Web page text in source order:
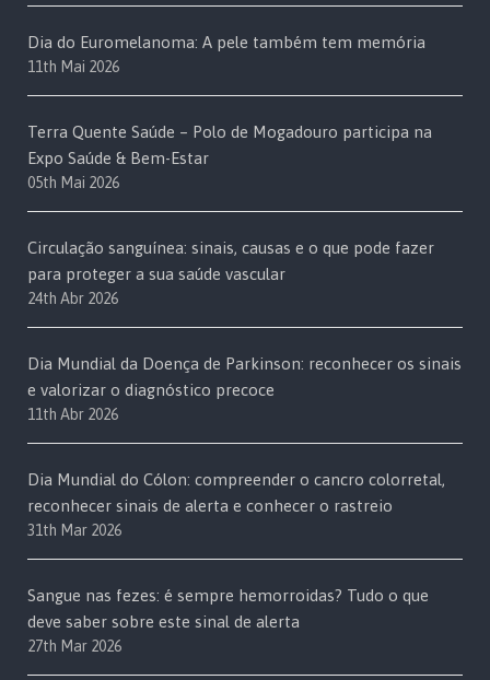
Dia do Euromelanoma: A pele também tem memória
11th Mai 2026
Terra Quente Saúde – Polo de Mogadouro participa na
Expo Saúde & Bem-Estar
05th Mai 2026
Circulação sanguínea: sinais, causas e o que pode fazer
para proteger a sua saúde vascular
24th Abr 2026
Dia Mundial da Doença de Parkinson: reconhecer os sinais
e valorizar o diagnóstico precoce
11th Abr 2026
Dia Mundial do Cólon: compreender o cancro colorretal,
reconhecer sinais de alerta e conhecer o rastreio
31th Mar 2026
Sangue nas fezes: é sempre hemorroidas? Tudo o que
deve saber sobre este sinal de alerta
27th Mar 2026